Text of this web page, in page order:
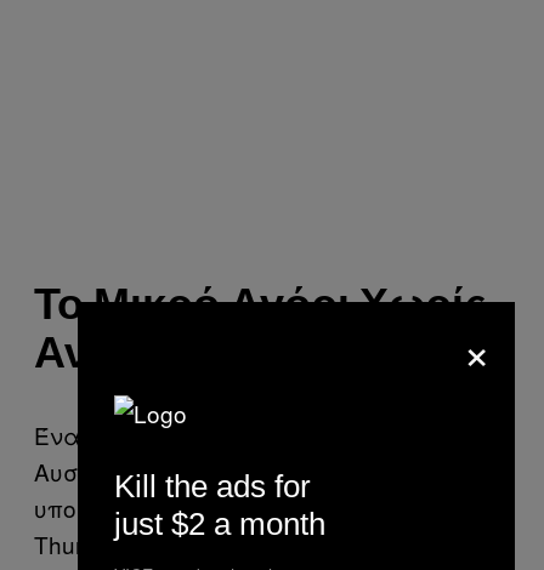
Το Μικρό Αγόρι Χωρίς
Αντίχειρες (Αυστρία)
Ένα από τα διηγήματα που τα
Αυστριακά παιδιά πρέπει να
υπομείνουν ονομάζεται The
Thumbsucker (Αυτός που πιπιλίζει τον
×
Kill the ads for
just $2 a month